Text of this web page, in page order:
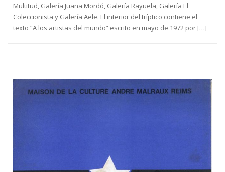
Multitud, Galería Juana Mordó, Galería Rayuela, Galería El
Coleccionista y Galería Aele. El interior del tríptico contiene el
texto “A los artistas del mundo” escrito en mayo de 1972 por […]